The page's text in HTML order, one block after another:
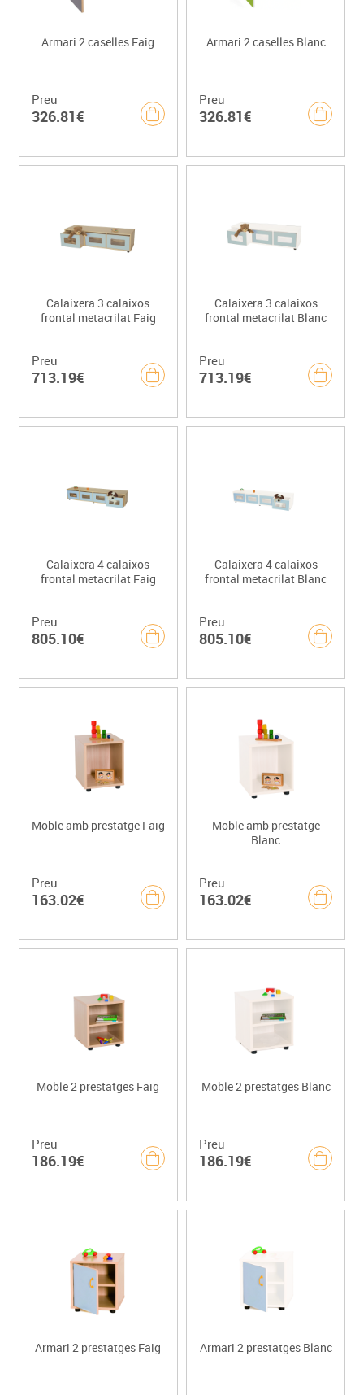
Armari 2 caselles Faig
Preu
326.81€
Armari 2 caselles Blanc
Preu
326.81€
Calaixera 3 calaixos
frontal metacrilat Faig
Preu
713.19€
Calaixera 3 calaixos
frontal metacrilat Blanc
Preu
713.19€
Calaixera 4 calaixos
frontal metacrilat Faig
Preu
805.10€
Calaixera 4 calaixos
frontal metacrilat Blanc
Preu
805.10€
Moble amb prestatge Faig
Preu
163.02€
Moble amb prestatge
Blanc
Preu
163.02€
Moble 2 prestatges Faig
Preu
186.19€
Moble 2 prestatges Blanc
Preu
186.19€
Armari 2 prestatges Faig Armari 2 prestatges Blanc